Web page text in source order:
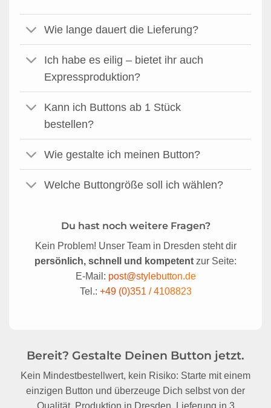
Wie lange dauert die Lieferung?
Ich habe es eilig – bietet ihr auch
Expressproduktion?
Kann ich Buttons ab 1 Stück
bestellen?
Wie gestalte ich meinen Button?
Welche Buttongröße soll ich wählen?
Du hast noch weitere Fragen?
Kein Problem! Unser Team in Dresden steht dir
persönlich, schnell und kompetent zur Seite:
E-Mail: post@stylebutton.de
Tel.: +49 (0)351 / 4108823
Bereit? Gestalte Deinen Button jetzt.
Kein Mindestbestellwert, kein Risiko: Starte mit einem
einzigen Button und überzeuge Dich selbst von der